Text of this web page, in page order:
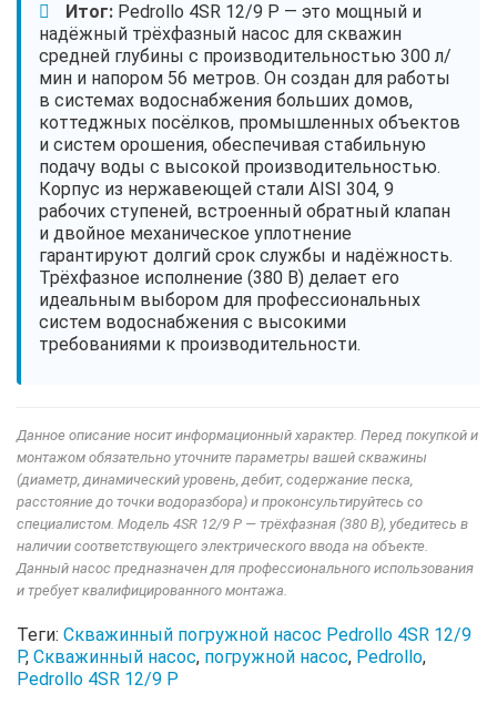
Итог: Pedrollo 4SR 12/9 P — это мощный и
надёжный трёхфазный насос для скважин
средней глубины с производительностью 300 л/
мин и напором 56 метров. Он создан для работы
в системах водоснабжения больших домов,
коттеджных посёлков, промышленных объектов
и систем орошения, обеспечивая стабильную
подачу воды с высокой производительностью.
Корпус из нержавеющей стали AISI 304, 9
рабочих ступеней, встроенный обратный клапан
и двойное механическое уплотнение
гарантируют долгий срок службы и надёжность.
Трёхфазное исполнение (380 В) делает его
идеальным выбором для профессиональных
систем водоснабжения с высокими
требованиями к производительности.
Данное описание носит информационный характер. Перед покупкой и
монтажом обязательно уточните параметры вашей скважины
(диаметр, динамический уровень, дебит, содержание песка,
расстояние до точки водоразбора) и проконсультируйтесь со
специалистом. Модель 4SR 12/9 P — трёхфазная (380 В), убедитесь в
наличии соответствующего электрического ввода на объекте.
Данный насос предназначен для профессионального использования
и требует квалифицированного монтажа.
Теги: Скважинный погружной насос Pedrollo 4SR 12/9
P, Скважинный насос, погружной насос, Pedrollo,
Pedrollo 4SR 12/9 P